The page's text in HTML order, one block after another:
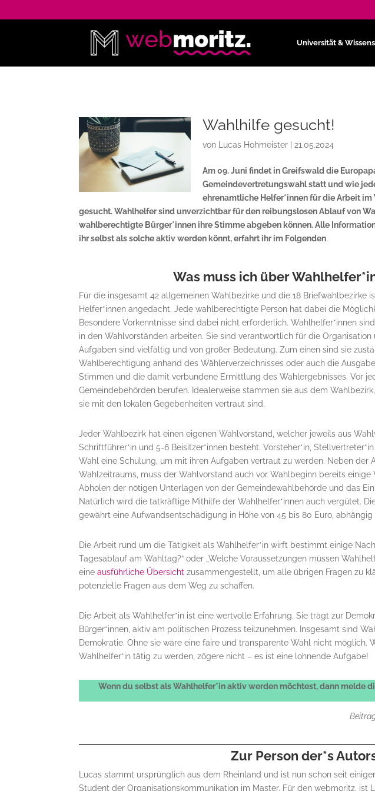
Universität &
Wahlhilfe gesucht!
von Lucas Hohmeister 21.05.2024
Am 09. Juni findet in Greifswald die
Gemeindevertretungswahl statt und wie
ehrenamtliche Helfer*innen für die Arbeit
gesucht. Wahlhelfer sind unverzichtbar für den reibungslosen Ablauf von
wahlberechtigte Bürger*innen ihre Stimme abgeben können. Alle
ihr selbst als solche aktiv werden könnt, erfahrt ihr im Folgenden.
Was muss ich über
Für die insgesamt 42 allgemeinen Wahlbezirke und die 18 Briefwahlbezirke
Helfer*innen angedacht. Jede wahlberechtigte Person hat dabei die
Besondere Vorkenntnisse sind dabei nicht erforderlich. Wahlhelfer*innen
in den Wahlvorständen arbeiten. Sie sind verantwortlich für die
Aufgaben sind vielfältig und von großer Bedeutung. Zum einen sind sie
Wahlberechtigung anhand des Wählerverzeichnisses oder auch die
Stimmen und die damit verbundene Ermittlung des Wahlergebnisses. Vor
Gemeindebehörden berufen. Idealerweise stammen sie aus dem
sie mit den lokalen Gegebenheiten vertraut sind.
Jeder Wahlbezirk hat einen eigenen Wahlvorstand, welcher jeweils aus
Schriftführer*in und 5-6 Beisitzer*innen besteht. Vorsteher*in,
Wahl eine Schulung, um mit ihren Aufgaben vertraut zu werden. Neben der
Wahlzeitraums, muss der Wahlvorstand auch vor Wahlbeginn bereits einige
Abholen der nötigen Unterlagen von der Gemeindewahlbehörde und das
Natürlich wird die tatkräftige Mithilfe der Wahlhelfer*innen auch vergütet.
gewährt eine Aufwandsentschädigung in Höhe von 45 bis 80 Euro,
Die Arbeit rund um die Tätigkeit als Wahlhelfer*in wirft bestimmt einige
Tagesablauf am Wahltag?“ oder „Welche Voraussetzungen müssen
eineausführliche Übersicht zusammengestellt, um alle übrigen Fragen zu
potenzielle Fragen aus dem Weg zu schaffen.
Die Arbeit als Wahlhelfer*in ist eine wertvolle Erfahrung. Sie trägt zur
Bürger*innen, aktiv am politischen Prozess teilzunehmen. Insgesamt sind
Demokratie. Ohne sie wäre eine faire und transparente Wahl nicht möglich.
Wahlhelfer*in tätig zu werden, zögere nicht – es ist eine lohnende Aufgabe!
Wenn du selbst als Wahlhelfer*in aktiv werden möchtest, dann melde
Zur Person der*s
Lucas stammt ursprünglich aus dem Rheinland und ist nun schon seit
Student der Organisationskommunikation im Master. Für den webmoritz. ist